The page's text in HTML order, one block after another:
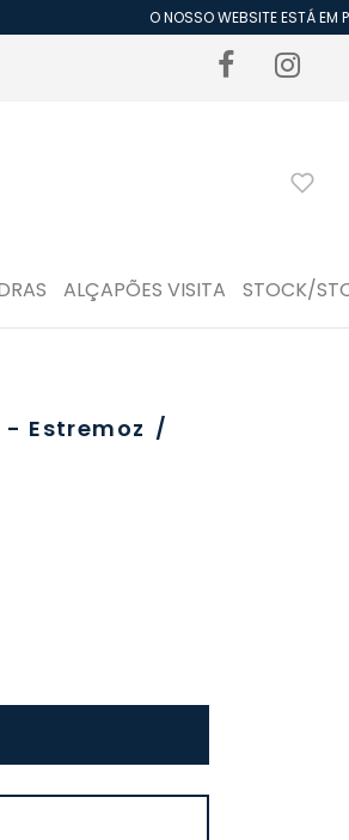
O NOSSO WEBSITE ESTÁ EM
ALÇAPÕES VISITA STOCK/
- Estremoz /